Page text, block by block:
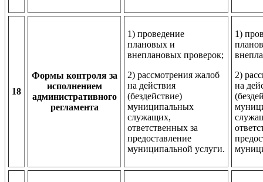
18
Формы контроля за
исполнением
административного
регламента
1) проведение
плановых и
внеплановых проверок;
2) рассмотрения жалоб
на действия
(бездействие)
муниципальных
служащих,
ответственных за
предоставление
муниципальной услуги.
1)
2)
на